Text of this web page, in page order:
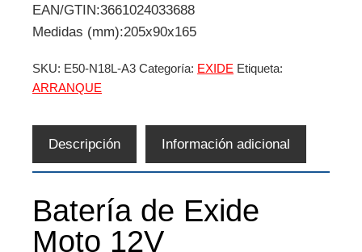
EAN/GTIN:3661024033688
Medidas (mm):205x90x165
SKU: E50-N18L-A3 Categoría: EXIDE Etiqueta:
ARRANQUE
Descripción Información adicional
Batería de Exide
Moto 12V